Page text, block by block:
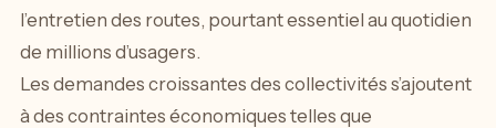
l’entretien des routes, pourtant essentiel au quotidien
de millions d’usagers.
Les demandes croissantes des collectivités s’ajoutent
à des contraintes économiques telles que